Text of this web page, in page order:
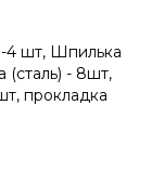
4 шт, Шпилька
(сталь) - 8шт,
прокладка